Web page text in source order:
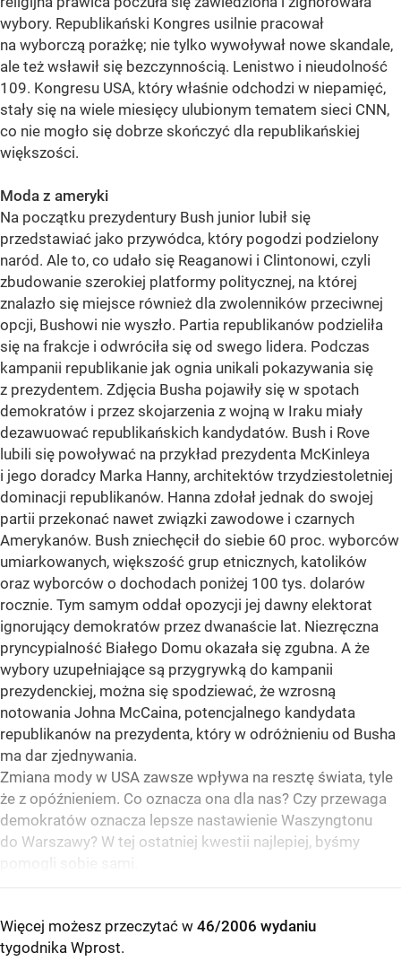
wybory. Republikański Kongres usilnie pracował
na wyborczą porażkę; nie tylko wywoływał nowe skandale,
ale też wsławił się bezczynnością. Lenistwo i nieudolność
109. Kongresu USA, który właśnie odchodzi w niepamięć,
stały się na wiele miesięcy ulubionym tematem sieci CNN,
co nie mogło się dobrze skończyć dla republikańskiej
większości.
Moda z ameryki
Na początku prezydentury Bush junior lubił się
przedstawiać jako przywódca, który pogodzi podzielony
naród. Ale to, co udało się Reaganowi i Clintonowi, czyli
zbudowanie szerokiej platformy politycznej, na której
znalazło się miejsce również dla zwolenników przeciwnej
opcji, Bushowi nie wyszło. Partia republikanów podzieliła
się na frakcje i odwróciła się od swego lidera. Podczas
kampanii republikanie jak ognia unikali pokazywania się
z prezydentem. Zdjęcia Busha pojawiły się w spotach
demokratów i przez skojarzenia z wojną w Iraku miały
dezawuować republikańskich kandydatów. Bush i Rove
lubili się powoływać na przykład prezydenta McKinleya
i jego doradcy Marka Hanny, architektów trzydziestoletniej
dominacji republikanów. Hanna zdołał jednak do swojej
partii przekonać nawet związki zawodowe i czarnych
Amerykanów. Bush zniechęcił do siebie 60 proc. wyborców
umiarkowanych, większość grup etnicznych, katolików
oraz wyborców o dochodach poniżej 100 tys. dolarów
rocznie. Tym samym oddał opozycji jej dawny elektorat
ignorujący demokratów przez dwanaście lat. Niezręczna
pryncypialność Białego Domu okazała się zgubna. A że
wybory uzupełniające są przygrywką do kampanii
prezydenckiej, można się spodziewać, że wzrosną
notowania Johna McCaina, potencjalnego kandydata
republikanów na prezydenta, który w odróżnieniu od Busha
ma dar zjednywania.
Zmiana mody w USA zawsze wpływa na resztę świata, tyle
że z opóźnieniem. Co oznacza ona dla nas? Czy przewaga
demokratów oznacza lepsze nastawienie Waszyngtonu
do Warszawy? W tej ostatniej kwestii najlepiej, byśmy
Więcej możesz przeczytać w 46/2006 wydaniu
tygodnika Wprost.